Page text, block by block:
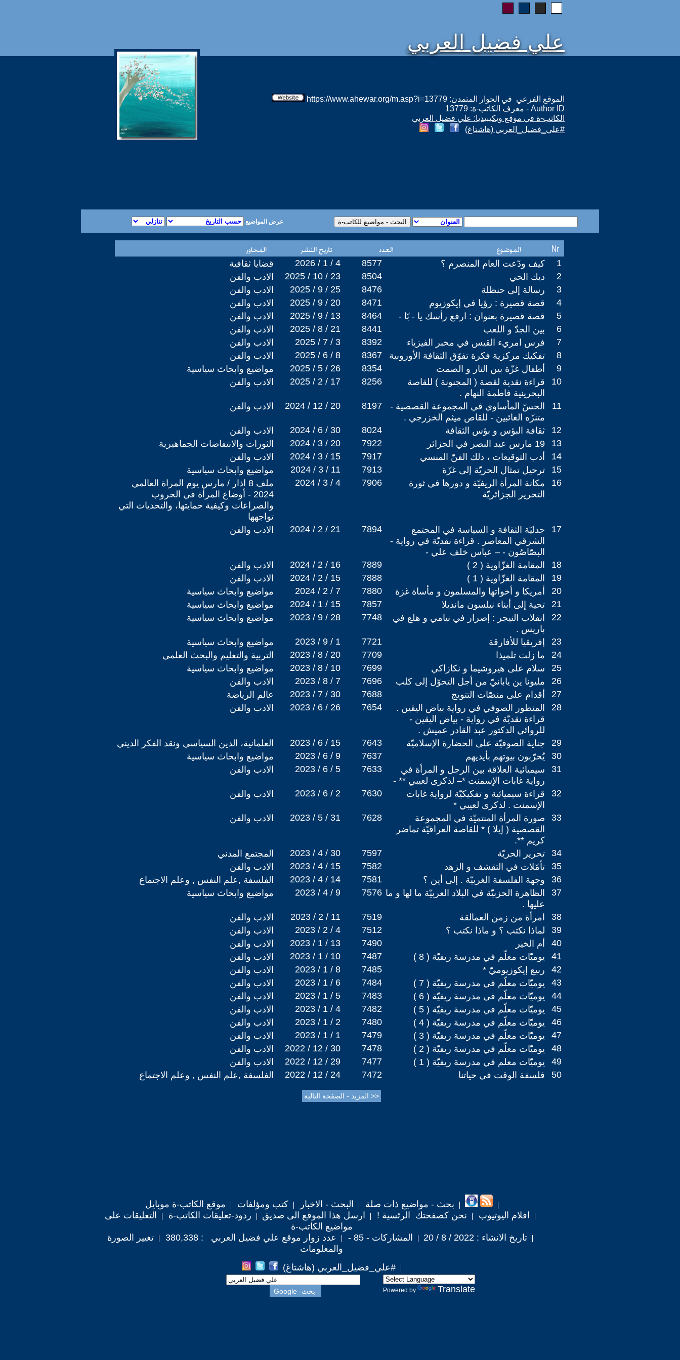
علي فضيل العربي
الموقع الفرعي في الحوار المتمدن: https://www.ahewar.org/m.asp?i=13779
Author ID - معرف الكاتب-ة: 13779
الكاتب-ة في موقع ويكيبيديا: علي فضيل العربي
#علي_فضيل_العربي (هاشتاغ)
عرض المواضيع
قضايا ثقافية 2026 / 1 / 4 8577 كيف ودّعت العام المنصرم ؟
1
الادب والفن
2025 / 10 / 23 8504 ديك الحي
2
الادب والفن
2025 / 9 / 25 8476 رسالة إلى حنظلة
3
الادب والفن
2025 / 9 / 20 8471 قصة قصيرة : رؤيا في إيكوزيوم
4
الادب والفن
2025 / 9 / 13 8464 قصة قصيرة بعنوان : ارفع رأسك يا - بّا -
5
الادب والفن
2025 / 8 / 21 8441 بين الجدّ و اللعب
6
الادب والفن
2025 / 7 / 3 8392 فرس امريء القيس في مخبر الفيزياء
7
الادب والفن
2025 / 6 / 8 8367 تفكيك مركزية فكرة تفوّق الثقافة الأوروبية
8
مواضيع وابحاث سياسية
2025 / 5 / 26 8354 أطفال غزّة بين النار و الصمت
9
الادب والفن
2025 / 2 / 17 8256
قراءة نقدية لقصة ( المجنونة ) للقاصة
البحرينية فاطمة النهام .
10
الادب والفن 2024 / 12 / 20 8197
الحسّ المأساوي في المجموعة القصصية -
متنزّه الغائبين - للقاص ميثم الخزرجي .
11
الادب والفن 2024 / 6 / 30 8024 ثقافة البؤس و بؤس الثقافة
12
الثورات والانتفاضات الجماهيرية
2024 / 3 / 20 7922 19 مارس عيد النصر في الجزائر
13
الادب والفن
2024 / 3 / 15 7917 أدب التوقيعات ، ذلك الفنّ المنسي
14
مواضيع وابحاث سياسية
2024 / 3 / 11 7913 ترحيل تمثال الحريّة إلى غزّة
15
ملف 8 اذار / مارس يوم المراة العالمي
2024 - أوضاع المرأة في الحروب
والصراعات وكيفية حمايتها، والتحديات التي
تواجهها
2024 / 3 / 4 7906
مكانة المرأة الريفيّة و دورها في ثورة
التحرير الجزائريّة
16
الادب والفن 2024 / 2 / 21 7894
جدليّة الثقافة و السياسة في المجتمع
الشرقي المعاصر . قراءة نقديّة في رواية -
البصّاصُون - – عباس خلف علي -
17
الادب والفن 2024 / 2 / 16 7889 المقامة الغزّاوية ( 2 )
18
الادب والفن
2024 / 2 / 15 7888 المقامة الغزّاوية ( 1 )
19
مواضيع وابحاث سياسية
2024 / 2 / 7 7880 أمريكا و أخواتها والمسلمون و مأساة غزة
20
مواضيع وابحاث سياسية
2024 / 1 / 15 7857 تحية إلى أبناء نيلسون مانديلا
21
مواضيع وابحاث سياسية
2023 / 9 / 28 7748
انقلاب النيجر : إصرار في نيامي و هلع في
باريس .
22
مواضيع وابحاث سياسية 2023 / 9 / 1 7721 إفريقيا للأفارقة
23
التربية والتعليم والبحث العلمي
2023 / 8 / 20 7709 ما زلت تلميذا
24
مواضيع وابحاث سياسية
2023 / 8 / 10 7699 سلام على هيروشيما و نكازاكي
25
الادب والفن
2023 / 8 / 7 7696 مليونا ين يابانيّ من أجل التحوّل إلى كلب
26
عالم الرياضة
2023 / 7 / 30 7688 أقدام على منصّات التتويج
27
الادب والفن
2023 / 6 / 26 7654
المنظور الصوفي في رواية بياض اليقين .
قراءة نقديّة في رواية - بياض اليقين -
للروائي الدكتور عبد القادر عميش .
28
العلمانية، الدين السياسي ونقد الفكر الديني 2023 / 6 / 15 7643 جناية الصوفيّة على الحضارة الإسلاميّة
29
مواضيع وابحاث سياسية
2023 / 6 / 9 7637 يُخرّبون بيوتهم بأيديهم
30
الادب والفن
2023 / 6 / 5 7633
سيميائية العلاقة بين الرجل و المرأة في
رواية غابات الإسمنت *– لذكرى لعيبي ** -
31
الادب والفن 2023 / 6 / 2 7630
قراءة سيميائية و تفكيكيّة لرواية غابات
الإسمنت . لذكرى لعيبي *
32
الادب والفن 2023 / 5 / 31 7628
صورة المرأة المنتميّة في المجموعة
القصصية ( إيلا ) * للقاصة العراقيّة تماضر
كريم **.
33
المجتمع المدني 2023 / 4 / 30 7597 تحرير الحريّة
34
الادب والفن
2023 / 4 / 15 7582 تأمّلات في التقشف و الزهد
35
الفلسفة ,علم النفس , وعلم الاجتماع
2023 / 4 / 14 7581 وجهة الفلسفة الغربيّة . إلى أين ؟
36
مواضيع وابحاث سياسية
2023 / 4 / 9 7576 الظاهرة الحزبيّة في البلاد العربيّة ما لها و ما
عليها .
37
الادب والفن 2023 / 2 / 11 7519 امرأة من زمن العمالقة
38
الادب والفن
2023 / 2 / 4 7512 لماذا نكتب ؟ و ماذا نكتب ؟
39
الادب والفن
2023 / 1 / 13 7490 أم الخير
40
الادب والفن
2023 / 1 / 10 7487 يوميّات معلّم في مدرسة ريفيّة ( 8 )
41
الادب والفن
2023 / 1 / 8 7485 ربيع إيكوزيوميّ *
42
الادب والفن
2023 / 1 / 6 7484 يوميّات معلّم في مدرسة ريفيّة ( 7 )
43
الادب والفن
2023 / 1 / 5 7483 يوميّات معلّم في مدرسة ريفيّة ( 6 )
44
الادب والفن
2023 / 1 / 4 7482 يوميّات معلّم في مدرسة ريفيّة ( 5 )
45
الادب والفن
2023 / 1 / 2 7480 يوميّات معلّم في مدرسة ريفيّة ( 4 )
46
الادب والفن
2023 / 1 / 1 7479 يوميّات معلّم في مدرسة ريفيّة ( 3 )
47
الادب والفن
2022 / 12 / 30 7478 يوميّات معلّم في مدرسة ريفيّة ( 2 )
48
الادب والفن
2022 / 12 / 29 7477 يوميّات معلم في مدرسة ريفيّة ( 1 )
49
الفلسفة ,علم النفس , وعلم الاجتماع
2022 / 12 / 24 7472 فلسفة الوقت في حياتنا 50
بحث - مواضيع ذات صلة البحث - الاخبار كتب ومؤلفات
موقع الكاتب-ة موبايل
افلام اليوتيوب
نحن كصفحتك الرئسية ! ارسل هذا الموقع الى صديق ردود-تعليقات الكاتب-ة
التعليقات على
مواضيع الكاتب-ة
تاريخ الانشاء : 2022 / 8 / 20
المشاركات - 85 - عدد زوار موقع علي فضيل العربي : 380,338
تغيير الصورة
والمعلومات
#علي_فضيل_العربي (هاشتاغ)
Powered by Translate